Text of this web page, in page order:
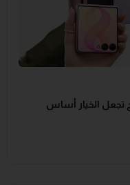
تجعل الخيار أساس